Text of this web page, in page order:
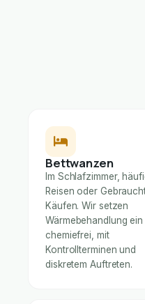
Bettwanzen
Im Schlafzimmer,
Reisen oder
Käufen. Wir setzen
Wärmebehandlung
chemiefrei, mit
Kontrollterminen und
diskretem Auftreten.